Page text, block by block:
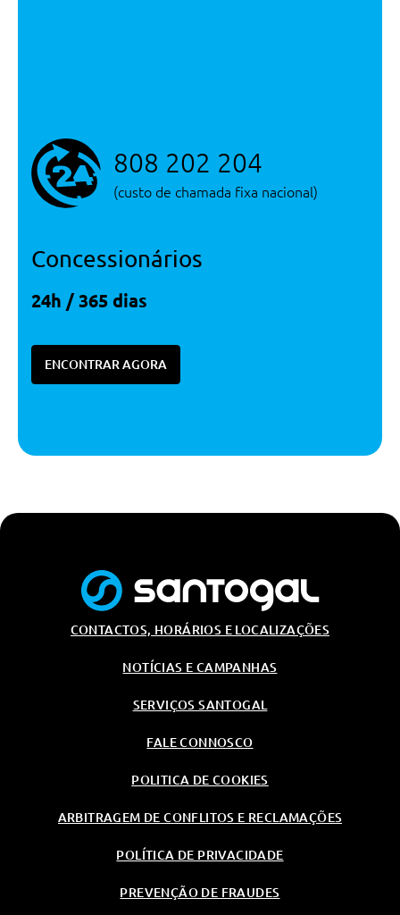
808 202 204
(custo de chamada fixa nacional)
Concessionários
24h / 365 dias
ENCONTRAR AGORA
CONTACTOS, HORÁRIOS E LOCALIZAÇÕES
NOTÍCIAS E CAMPANHAS
SERVIÇOS SANTOGAL
FALE CONNOSCO
POLITICA DE COOKIES
ARBITRAGEM DE CONFLITOS E RECLAMAÇÕES
POLÍTICA DE PRIVACIDADE
PREVENÇÃO DE FRAUDES